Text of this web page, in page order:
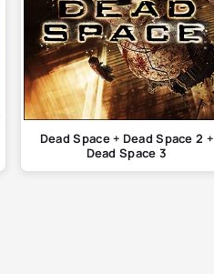
Dead Space + Dead Space 2 +
Dead Space 3